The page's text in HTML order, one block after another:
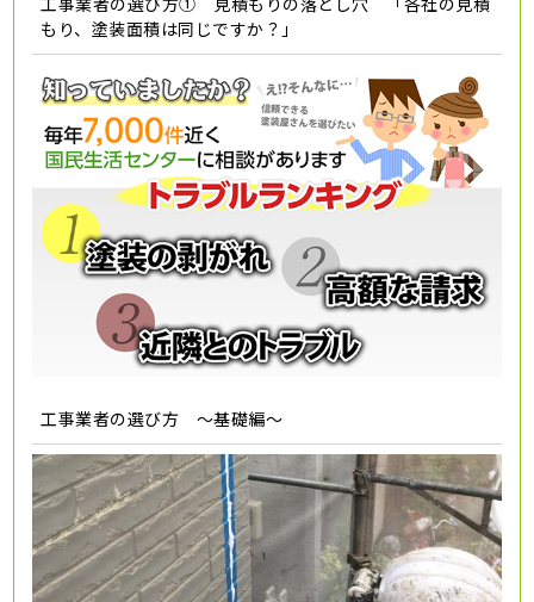
もり、塗装面積は同じですか？」
工事業者の選び方 ～基礎編～